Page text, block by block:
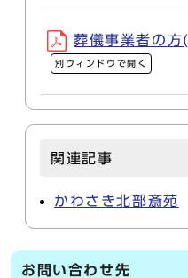
葬儀事業者の
別ウィンドウで開く
関連記事
かわさき北部斎苑
お問い合わせ先